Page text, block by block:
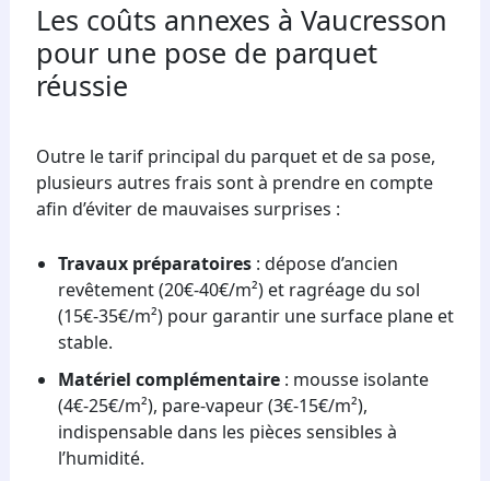
Les coûts annexes à Vaucresson
pour une pose de parquet
réussie
Outre le tarif principal du parquet et de sa pose,
plusieurs autres frais sont à prendre en compte
afin d’éviter de mauvaises surprises :
Travaux préparatoires: dépose d’ancien
revêtement (20€-40€/m²) et ragréage du sol
(15€-35€/m²) pour garantir une surface plane et
stable.
Matériel complémentaire: mousse isolante
(4€-25€/m²), pare-vapeur (3€-15€/m²),
indispensable dans les pièces sensibles à
l’humidité.